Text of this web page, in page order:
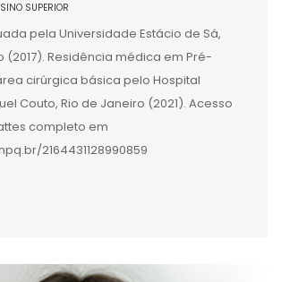
SUPERIOR
pela Universidade Estácio de Sá,
(2017). Residência médica em Pré-
cirúrgica básica pelo Hospital
Couto, Rio de Janeiro (2021). Acesso
completo em
2164431128990859